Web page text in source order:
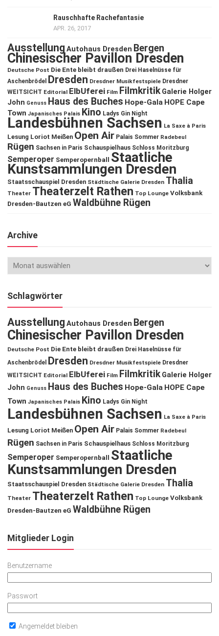
Rauschhafte Rachefantasie
APR. 26, 2017
Ausstellung Autohaus Dresden Bergen
Chinesischer Pavillon Dresden
Deutsche Post Die Ente bleibt draußen Drei Haselnüsse für
Aschenbrödel
Dresden Dresdner Musikfestspiele Dresdner
WEITSICHT Editorial ElbUferei Film Filmkritik Galerie Holger
John Genuss Haus des Buches Hope-Gala HOPE Cape
Town Japanisches Palais Kino Ladys Gin Night
Landesbühnen Sachsen La Saxe à Paris
Lesung Loriot Meißen Open Air Palais Sommer Radebeul
Rügen Sachsen in Paris Schauspielhaus Schloss Moritzburg
Semperoper Semperopernball Staatliche
Kunstsammlungen Dresden
Staatsschauspiel Dresden Städtische Galerie Dresden Thalia
Theater Theaterzelt Rathen Top Lounge Volksbank
Dresden-Bautzen eG Waldbühne Rügen
Archive
Schlagwörter
Ausstellung Autohaus Dresden Bergen
Chinesischer Pavillon Dresden
Deutsche Post Die Ente bleibt draußen Drei Haselnüsse für
Aschenbrödel
Dresden Dresdner Musikfestspiele Dresdner
WEITSICHT Editorial ElbUferei Film Filmkritik Galerie Holger
John Genuss Haus des Buches Hope-Gala HOPE Cape
Town Japanisches Palais Kino Ladys Gin Night
Landesbühnen Sachsen La Saxe à Paris
Lesung Loriot Meißen Open Air Palais Sommer Radebeul
Rügen Sachsen in Paris Schauspielhaus Schloss Moritzburg
Semperoper Semperopernball
Staatliche
Kunstsammlungen Dresden
Staatsschauspiel Dresden Städtische Galerie Dresden Thalia
Theater Theaterzelt Rathen Top Lounge Volksbank
Dresden-Bautzen eG Waldbühne Rügen
Mitglieder Login
Benutzername
Passwort
Angemeldet bleiben